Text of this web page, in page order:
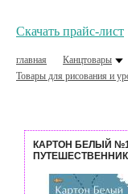
Скачать прайс-лист
главная Канцтовары
Товары для рисования и
КАРТОН БЕЛЫЙ